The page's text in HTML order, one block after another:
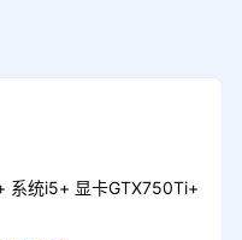
系统i5+ 显卡GTX750Ti+